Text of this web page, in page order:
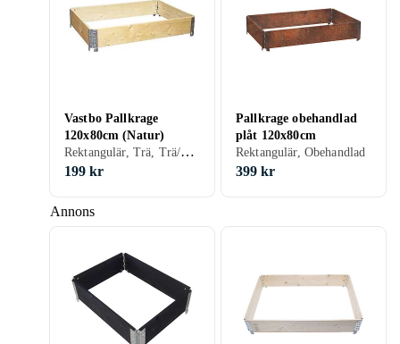
Annons
Vastbo Pallkrage
120x80cm (Natur)
Rektangulär, Trä, Trä/natur
199 kr
Pallkrage obehandlad
plåt 120x80cm
Rektangulär, Obehandlad
399 kr